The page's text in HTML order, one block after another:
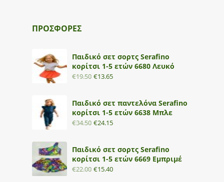
ΠΡΟΣΦΟΡΕΣ
Παιδικό σετ σορτς Serafino
κορίτσι 1-5 ετών 6680 Λευκό
€19.50 €13.65
Παιδικό σετ παντελόνα Serafino
κορίτσι 1-5 ετών 6638 Μπλε
€34.50 €24.15
Παιδικό σετ σορτς Serafino
κορίτσι 1-5 ετών 6669 Εμπριμέ
€22.00 €15.40